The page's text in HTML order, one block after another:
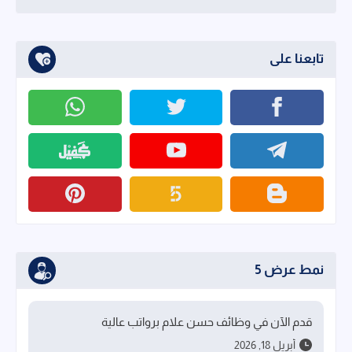
تابعنا على
نمط عرض 5
قدم الآن في وظائف حسن علام برواتب عالية
أبريل 18, 2026